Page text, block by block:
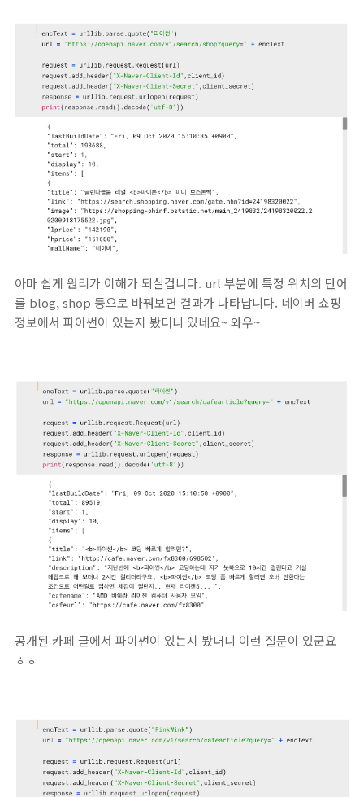
아마 쉽게 원리가 이해가 되실겁니다. url 부분에 특정 위치의 단어
를 blog, shop 등으로 바꿔보면 결과가 나타납니다. 네이버 쇼핑
정보에서 파이썬이 있는지 봤더니 있네요~ 와우~
공개된 카페 글에서 파이썬이 있는지 봤더니 이런 질문이 있군요
ㅎㅎ